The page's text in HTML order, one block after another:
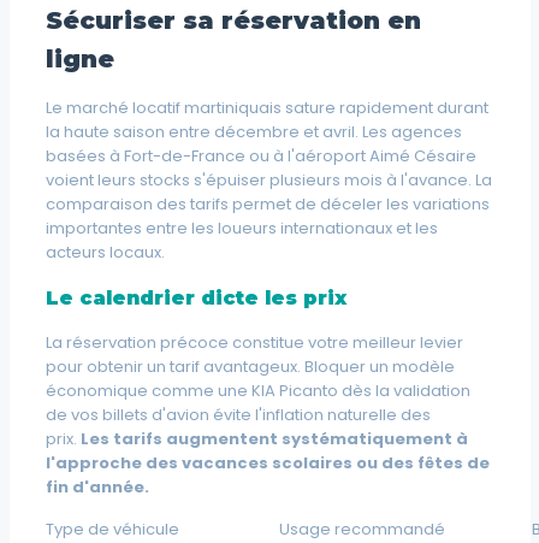
Sécuriser sa réservation en
ligne
Le marché locatif martiniquais sature rapidement durant
la haute saison entre décembre et avril. Les agences
basées à Fort-de-France ou à l'aéroport Aimé Césaire
voient leurs stocks s'épuiser plusieurs mois à l'avance. La
comparaison des tarifs permet de déceler les variations
importantes entre les loueurs internationaux et les
acteurs locaux.
Le calendrier dicte les prix
La réservation précoce constitue votre meilleur levier
pour obtenir un tarif avantageux. Bloquer un modèle
économique comme une KIA Picanto dès la validation
de vos billets d'avion évite l'inflation naturelle des
prix. Les tarifs augmentent systématiquement à
l'approche des vacances scolaires ou des fêtes de
fin d'année.
Type de véhicule
Usage recommandé